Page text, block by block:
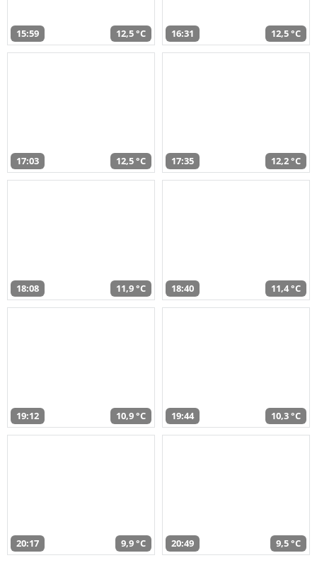
15:59 12,5 °C 16:31 12,5 °C
17:03 12,5 °C 17:35 12,2 °C
18:08 11,9 °C 18:40 11,4 °C
19:12 10,9 °C 19:44 10,3 °C
20:17 9,9 °C 20:49 9,5 °C